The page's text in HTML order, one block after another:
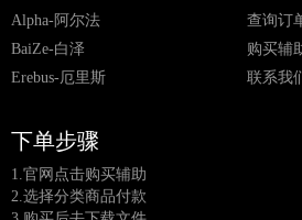
Alpha-阿尔法
BaiZe-白泽
Erebus-厄里斯
查询订
购买辅
联系我
下单步骤
1.官网点击购买辅助
2.选择分类商品付款